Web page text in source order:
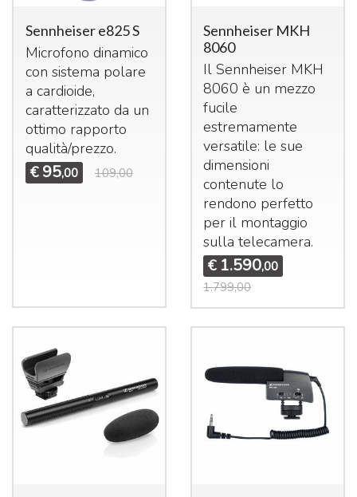
Sennheiser e825 S
Microfono dinamico
con sistema polare
a cardioide,
caratterizzato da un
ottimo rapporto
qualità/prezzo.
€ 95,00 109,00
Sennheiser MKH
8060
Il Sennheiser MKH
8060 è un mezzo
fucile
estremamente
versatile: le sue
dimensioni
contenute lo
rendono perfetto
per il montaggio
sulla telecamera.
€ 1.590,00
1.799,00